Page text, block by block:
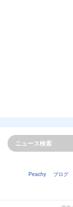
Peachy ブログ